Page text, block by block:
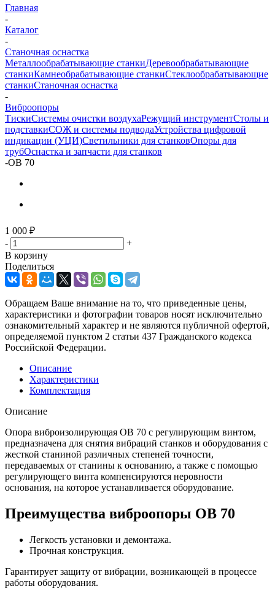
Главная
-
Каталог
-
Станочная оснастка
Металлообрабатывающие станкиДеревообрабатывающие
станкиКамнеобрабатывающие станкиСтеклообрабатывающие
станкиСтаночная оснастка
-
Виброопоры
ТискиСистемы очистки воздухаРежущий инструментСтолы и
подставкиСОЖ и системы подводаУстройства цифровой
индикации (УЦИ)Светильники для станковОпоры для
трубОснастка и запчасти для станков
-ОВ 70
1 000 ₽
-
+
В корзину
Поделиться
Обращаем Ваше внимание на то, что приведенные цены,
характеристики и фотографии товаров носят исключительно
ознакомительный характер и не являются публичной офертой,
определяемой пунктом 2 статьи 437 Гражданского кодекса
Российской Федерации.
Описание
Характеристики
Комплектация
Описание
Опора виброизолирующая ОВ 70 с регулирующим винтом,
предназначена для снятия вибраций станков и оборудования с
жесткой станиной различных степеней точности,
передаваемых от станины к основанию, а также с помощью
регулирующего винта компенсируются неровности
основания, на которое устанавливается оборудование.
Преимущества виброопоры OB 70
Легкость установки и демонтажа.
Прочная конструкция.
Гарантирует защиту от вибрации, возникающей в процессе
работы оборудования.